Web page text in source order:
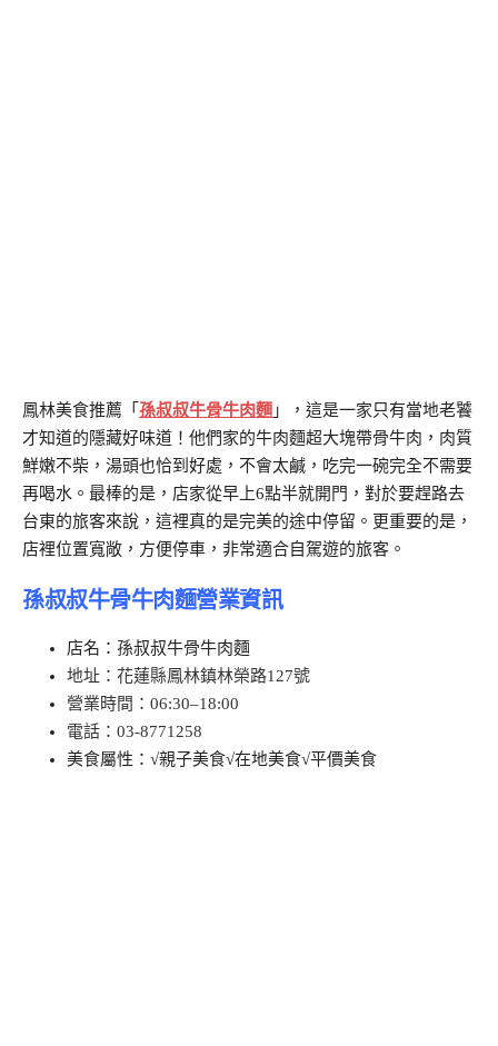
鳳林美食推薦「 孫叔叔牛骨牛肉麵 」，這是一家只有當地老饕
才知道的隱藏好味道！他們家的牛肉麵超大塊帶骨牛肉，肉質
鮮嫩不柴，湯頭也恰到好處，不會太鹹，吃完一碗完全不需要
再喝水。最棒的是，店家從早上6點半就開門，對於要趕路去
台東的旅客來說，這裡真的是完美的途中停留。更重要的是，
店裡位置寬敞，方便停車，非常適合自駕遊的旅客。
孫叔叔牛骨牛肉麵營業資訊
店名：孫叔叔牛骨牛肉麵
地址 ：花蓮縣鳳林鎮林榮路127號
營業時間 ：06:30–18:00
電話 ：03-8771258
美食屬性：√親子美食√在地美食√平價美食